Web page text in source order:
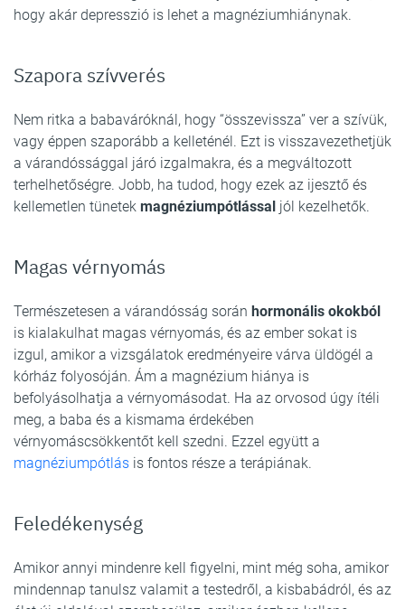
hogy akár depresszió is lehet a magnéziumhiánynak.
Szapora szívverés
Nem ritka a babaváróknál, hogy “összevissza” ver a szívük,
vagy éppen szaporább a kelleténél. Ezt is visszavezethetjük
a várandóssággal járó izgalmakra, és a megváltozott
terhelhetőségre. Jobb, ha tudod, hogy ezek az ijesztő és
kellemetlen tünetek magnéziumpótlással jól kezelhetők.
Magas vérnyomás
Természetesen a várandósság során hormonális okokból
is kialakulhat magas vérnyomás, és az ember sokat is
izgul, amikor a vizsgálatok eredményeire várva üldögél a
kórház folyosóján. Ám a magnézium hiánya is
befolyásolhatja a vérnyomásodat. Ha az orvosod úgy ítéli
meg, a baba és a kismama érdekében
vérnyomáscsökkentőt kell szedni. Ezzel együtt a
magnéziumpótlás is fontos része a terápiának.
Feledékenység
Amikor annyi mindenre kell figyelni, mint még soha, amikor
mindennap tanulsz valamit a testedről, a kisbabádról, és az